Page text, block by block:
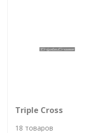
Triple Cross
18 товаров